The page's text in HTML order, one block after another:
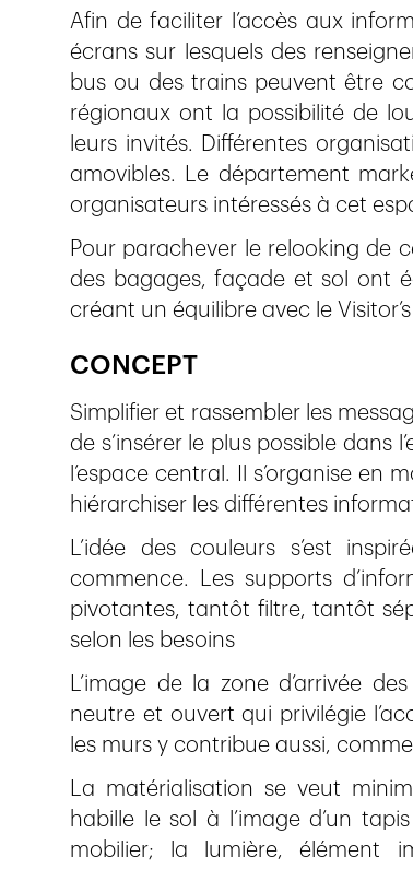
Afin de faciliter l’accès aux
écrans sur lesquels des
bus ou des trains peuvent être
régionaux ont la possibilité de
leurs invités. Différentes
amovibles. Le département
organisateurs intéressés à cet
Pour parachever le relooking de
des bagages, façade et sol ont
créant un équilibre avec le
CONCEPT
Simplifier et rassembler les
de s’insérer le plus possible dans
l’espace central. Il s’organise
hiérarchiser les différentes
L’idée des couleurs s’est
commence. Les supports
pivotantes, tantôt filtre, tantôt
selon les besoins
L’image de la zone d’arrivée
neutre et ouvert qui privilégie
les murs y contribue aussi,
La matérialisation se veut
habille le sol à l’image d’un
mobilier; la lumière, élément